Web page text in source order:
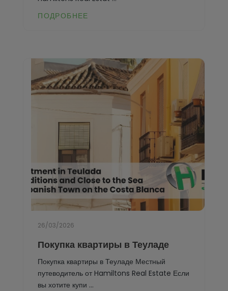
La Nucía
Lorca
Los Montesinos
Monforte del Cid
Moraira
Muchamiel
Murla
Mutxamel
Oliva
Orihuela
Jávea
La Marina
La Nucía
La Xara
Los Montesinos
Monforte del Cid
Moraira
Muchamiel
Murla
Mutxamel
Oliva
ПОДРОБНЕЕ
26/03/2026
Покупка квартиры в Теуладе
Покупка квартиры в Теуладе Местный
путеводитель от Hamiltons Real Estate Если
вы хотите купи ...